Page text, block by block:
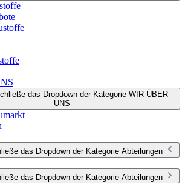
das Dropdown der Kategorie WIR ÜBER
UNS
das Dropdown der Kategorie Abteilungen
das Dropdown der Kategorie Abteilungen